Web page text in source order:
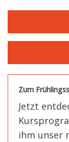
Zum
Jetzt
ihm unser